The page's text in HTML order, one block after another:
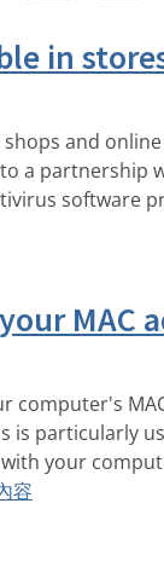
in
and
a partnership
software
MAC
computer's
is particularly
your
容